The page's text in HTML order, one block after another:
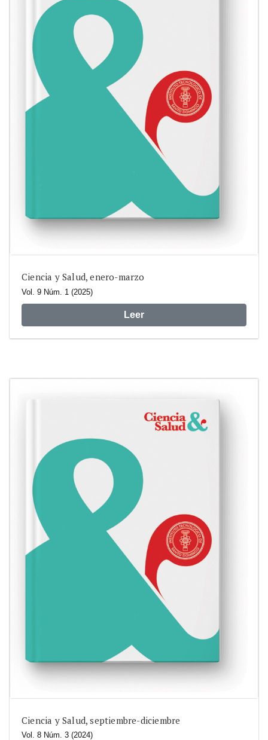
Ciencia y Salud, enero-marzo
Vol. 9 Núm. 1 (2025)
Leer
Ciencia y Salud, septiembre-diciembre
Vol. 8 Núm. 3 (2024)